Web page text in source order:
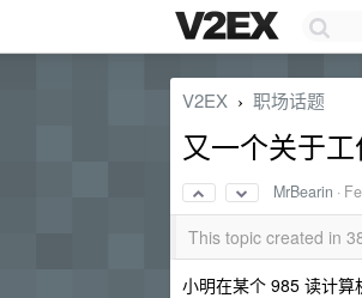
V2EX › 职场话题
又一个关于
MrBearin ·
This topic created in
小明在某个 985 读计算